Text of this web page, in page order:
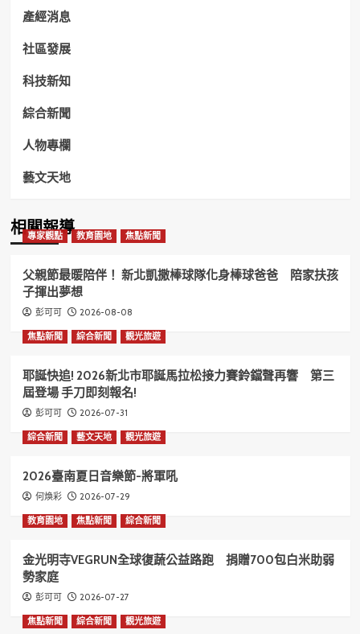
產經消息
社區發展
科技新知
綜合新聞
人物專欄
藝文天地
相關報導
專家觀點 教育園地 焦點新聞
父親節最暖陪伴！ 新北凱撒棒球隊化身棒球爸爸 陪家扶孩
子揮出夢想
彭可可 2026-08-08
焦點新聞 綜合新聞 觀光旅遊
耶誕快追! 2026新北市耶誕馬拉松接力賽鈴鐺聲再響 第三
屆登場 手刀即刻報名!
彭可可 2026-07-31
綜合新聞 藝文天地 觀光旅遊
2026臺南夏日音樂節-將軍吼
何煥彩 2026-07-29
教育園地 焦點新聞 綜合新聞
金光明寺VEGRUN全球復蔬公益路跑 捐贈700包白米助弱
勢家庭
彭可可 2026-07-27
焦點新聞 綜合新聞 觀光旅遊